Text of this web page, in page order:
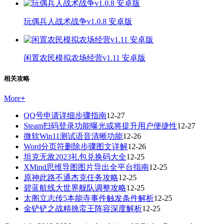
玩偶兵人战术战争v1.0.8 安卓版
闲置农民模拟农场经营v1.11 安卓版
相关攻略
More+
QQ号申请详细步骤指南12-27
Steam扫码登录功能曝光或将提升用户便捷性12-27
微软Win11测试语音清晰功能12-26
Word分页符删除步骤图文详解12-26
坦克无敌2023礼包兑换码大全12-25
XMind思维导图图片导出全平台指南12-25
原神此路不通杰克任务攻略12-25
碧蓝航线大世界舰队调整攻略12-25
太阁立志传5本能寺事件触发条件解析12-25
金铲铲之战精挑蛮王阵容深度解析12-25